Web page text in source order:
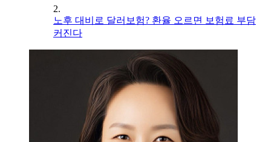
2.
노후 대비로 달러보험? 환율 오르면 보험료 부담
커진다